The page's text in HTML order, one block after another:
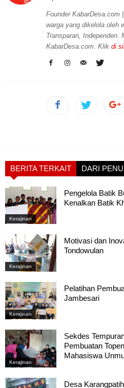
Founder KabarDesa.com
warga yang dikelola oleh
Transparan, Independen.
KabarDesa.com. Klik di
BERITA TERKAIT DARI
Kerajinan
Pengelola Batik
Kenalkan Batik
Kerajinan
Motivasi dan
Tondowulan
Kerajinan
Pelatihan
Jambesari
Kerajinan
Sekdes
Pembuatan
Mahasiswa
Desa